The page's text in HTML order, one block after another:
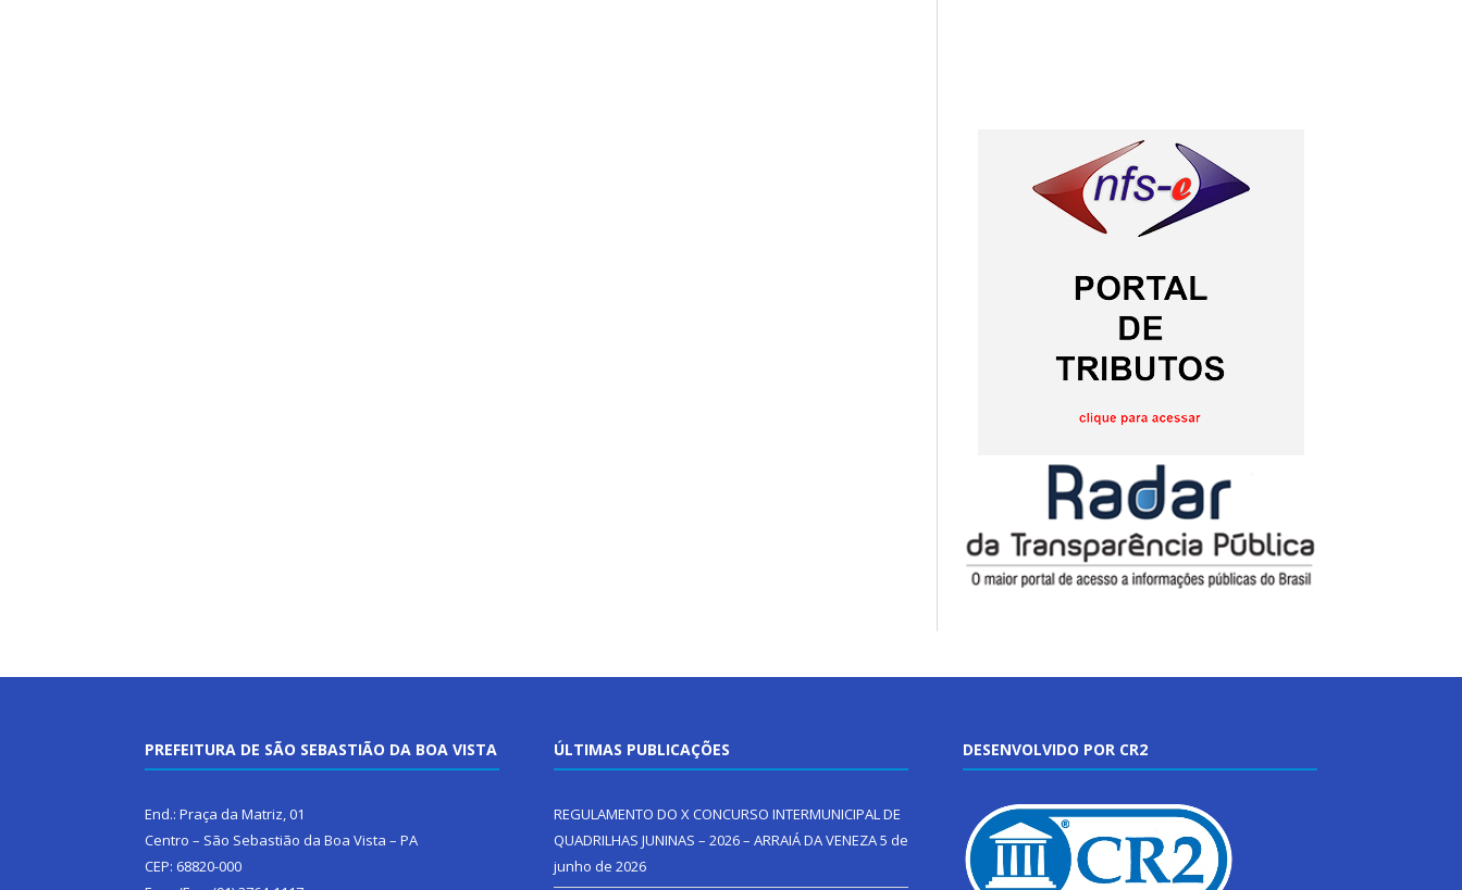
PREFEITURA DE SÃO SEBASTIÃO DA BOA VISTA
End.: Praça da Matriz, 01
Centro – São Sebastião da Boa Vista – PA
CEP: 68820-000
ÚLTIMAS PUBLICAÇÕES
REGULAMENTO DO X CONCURSO INTERMUNICIPAL DE
QUADRILHAS JUNINAS – 2026 – ARRAIÁ DA VENEZA5 de
junho de 2026
DESENVOLVIDO POR CR2